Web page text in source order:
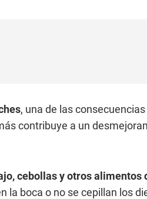
, una de las
contribuye a un
cebollas y otros alimentos
la boca o no se cepillan los